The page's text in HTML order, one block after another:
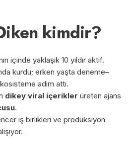
kimdir?
içinde yaklaşık 10 yıldır aktif.
kurdu; erken yaşta deneme–
adım attı.
dikey viral içerikler üreten ajans
.
iş birlikleri ve prodüksiyon